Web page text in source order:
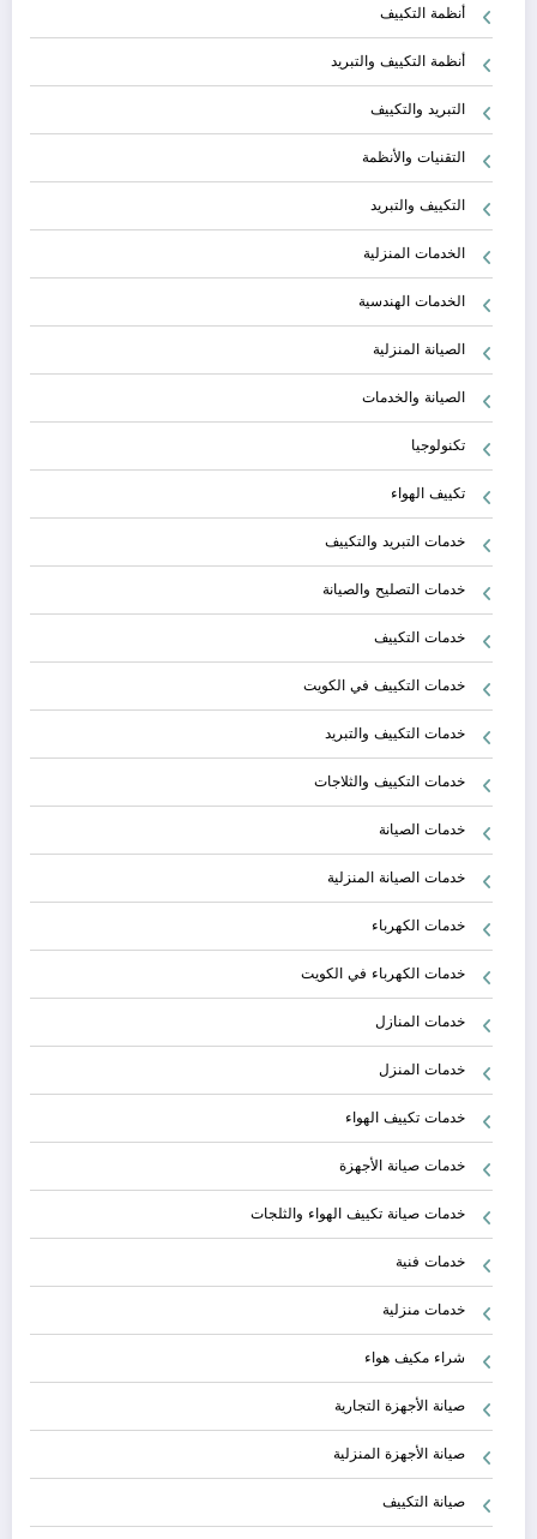
أنظمة التكييف
أنظمة التكييف والتبريد
التبريد والتكييف
التقنيات والأنظمة
التكييف والتبريد
الخدمات المنزلية
الخدمات الهندسية
الصيانة المنزلية
الصيانة والخدمات
تكنولوجيا
تكييف الهواء
خدمات التبريد والتكييف
خدمات التصليح والصيانة
خدمات التكييف
خدمات التكييف في الكويت
خدمات التكييف والتبريد
خدمات التكييف والثلاجات
خدمات الصيانة
خدمات الصيانة المنزلية
خدمات الكهرباء
خدمات الكهرباء في الكويت
خدمات المنازل
خدمات المنزل
خدمات تكييف الهواء
خدمات صيانة الأجهزة
خدمات صيانة تكييف الهواء والثلجات
خدمات فنية
خدمات منزلية
شراء مكيف هواء
صيانة الأجهزة التجارية
صيانة الأجهزة المنزلية
صيانة التكييف